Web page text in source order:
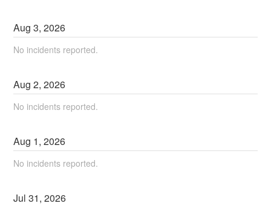
Aug3,2026
No incidents reported.
Aug2,2026
No incidents reported.
Aug 1,2026
No incidents reported.
Jul31,2026